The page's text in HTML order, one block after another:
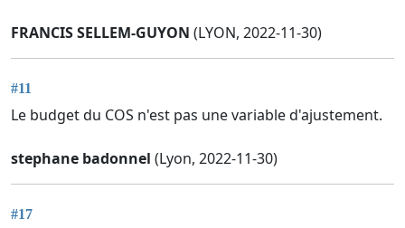
FRANCIS SELLEM-GUYON (LYON, 2022-11-30)
#11
Le budget du COS n'est pas une variable d'ajustement.
stephane badonnel (Lyon, 2022-11-30)
#17